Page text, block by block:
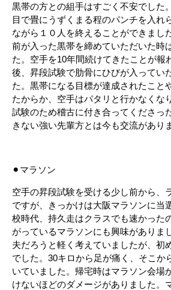
黒帯の方との組手はすごく不安でした
目で畳にうずくまる程のパンチを入れ
ながら１０人を終えることができまし
前が入った黒帯を締めていただいた時
た。空手を10年間続けてきたことが報
後、昇段試験で肋骨にひびが入ってい
た。黒帯になる目標が達成されたこと
たからか、空手はパタリと行かなくな
試験のため稽古に付き合ってくださっ
きない強い先輩方とは今も交流があり
⚫︎マラソン
空手の昇段試験を受ける少し前から、
ですが、きっかけは大阪マラソンに当
校時代、持久走はクラスでも速かった
がっているマラソンにも興味がありま
夫だろうと軽く考えていましたが、初
でした。30キロから足が痛く、そこか
いていました。帰宅時はマラソン会場
けないほどのダメージがありました。